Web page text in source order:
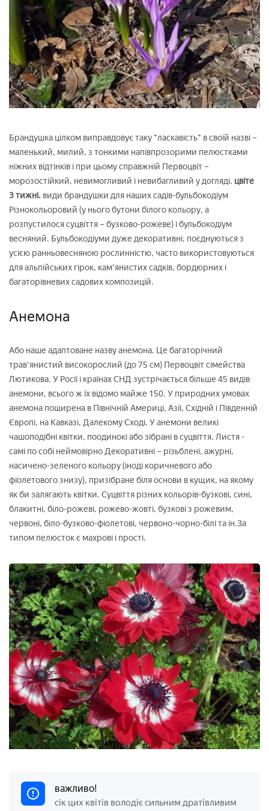
Брандушка цілком виправдовує таку "ласкавість" в своїй назві –
маленький, милий, з тонкими напівпрозорими пелюстками
ніжних відтінків і при цьому справжній Первоцвіт –
морозостійкий, невимогливий і невибагливий у догляді. цвіте
3 тижні. види брандушки для наших садів-бульбокодіум
Різнокольоровий (у нього бутони білого кольору, а
розпустилося суцвіття – бузково-рожеве) і бульбокодіум
весняний. Бульбокодіуми дуже декоративні, поєднуються з
усією ранньовесняною рослинністю, часто використовуються
для альпійських гірок, кам'янистих садків, бордюрних і
багаторівневих садових композицій.
Анемона
Або наше адаптоване назву анемона. Це багаторічний
трав'янистий високорослий (до 75 см) Первоцвіт сімейства
Лютикова. У Росії і країнах СНД зустрічається більше 45 видів
анемони, всього ж їх відомо майже 150. У природних умовах
анемона поширена в Північній Америці, Азії, Східній і Південній
Європі, на Кавказі, Далекому Сході. У анемони великі
чашоподібні квітки, поодинокі або зібрані в суцвіття. Листя -
самі по собі неймовірно Декоративні – різьблені, ажурні,
насичено-зеленого кольору (іноді коричневого або
фіолетового знизу), призібране біля основи в кущик, на якому
як би залягають квітки. Суцвіття різних кольорів-бузкові, сині,
блакитні, біло-рожеві, рожево-жовті, бузкові з рожевим,
червоні, біло-бузково-фіолетові, червоно-чорно-білі та ін.За
типом пелюсток є махрові і прості.
важливо!
сік цих квітів володіє сильним дратівливим